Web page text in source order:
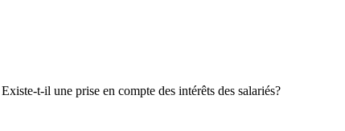
t-il une prise en compte des intérêts des salariés?